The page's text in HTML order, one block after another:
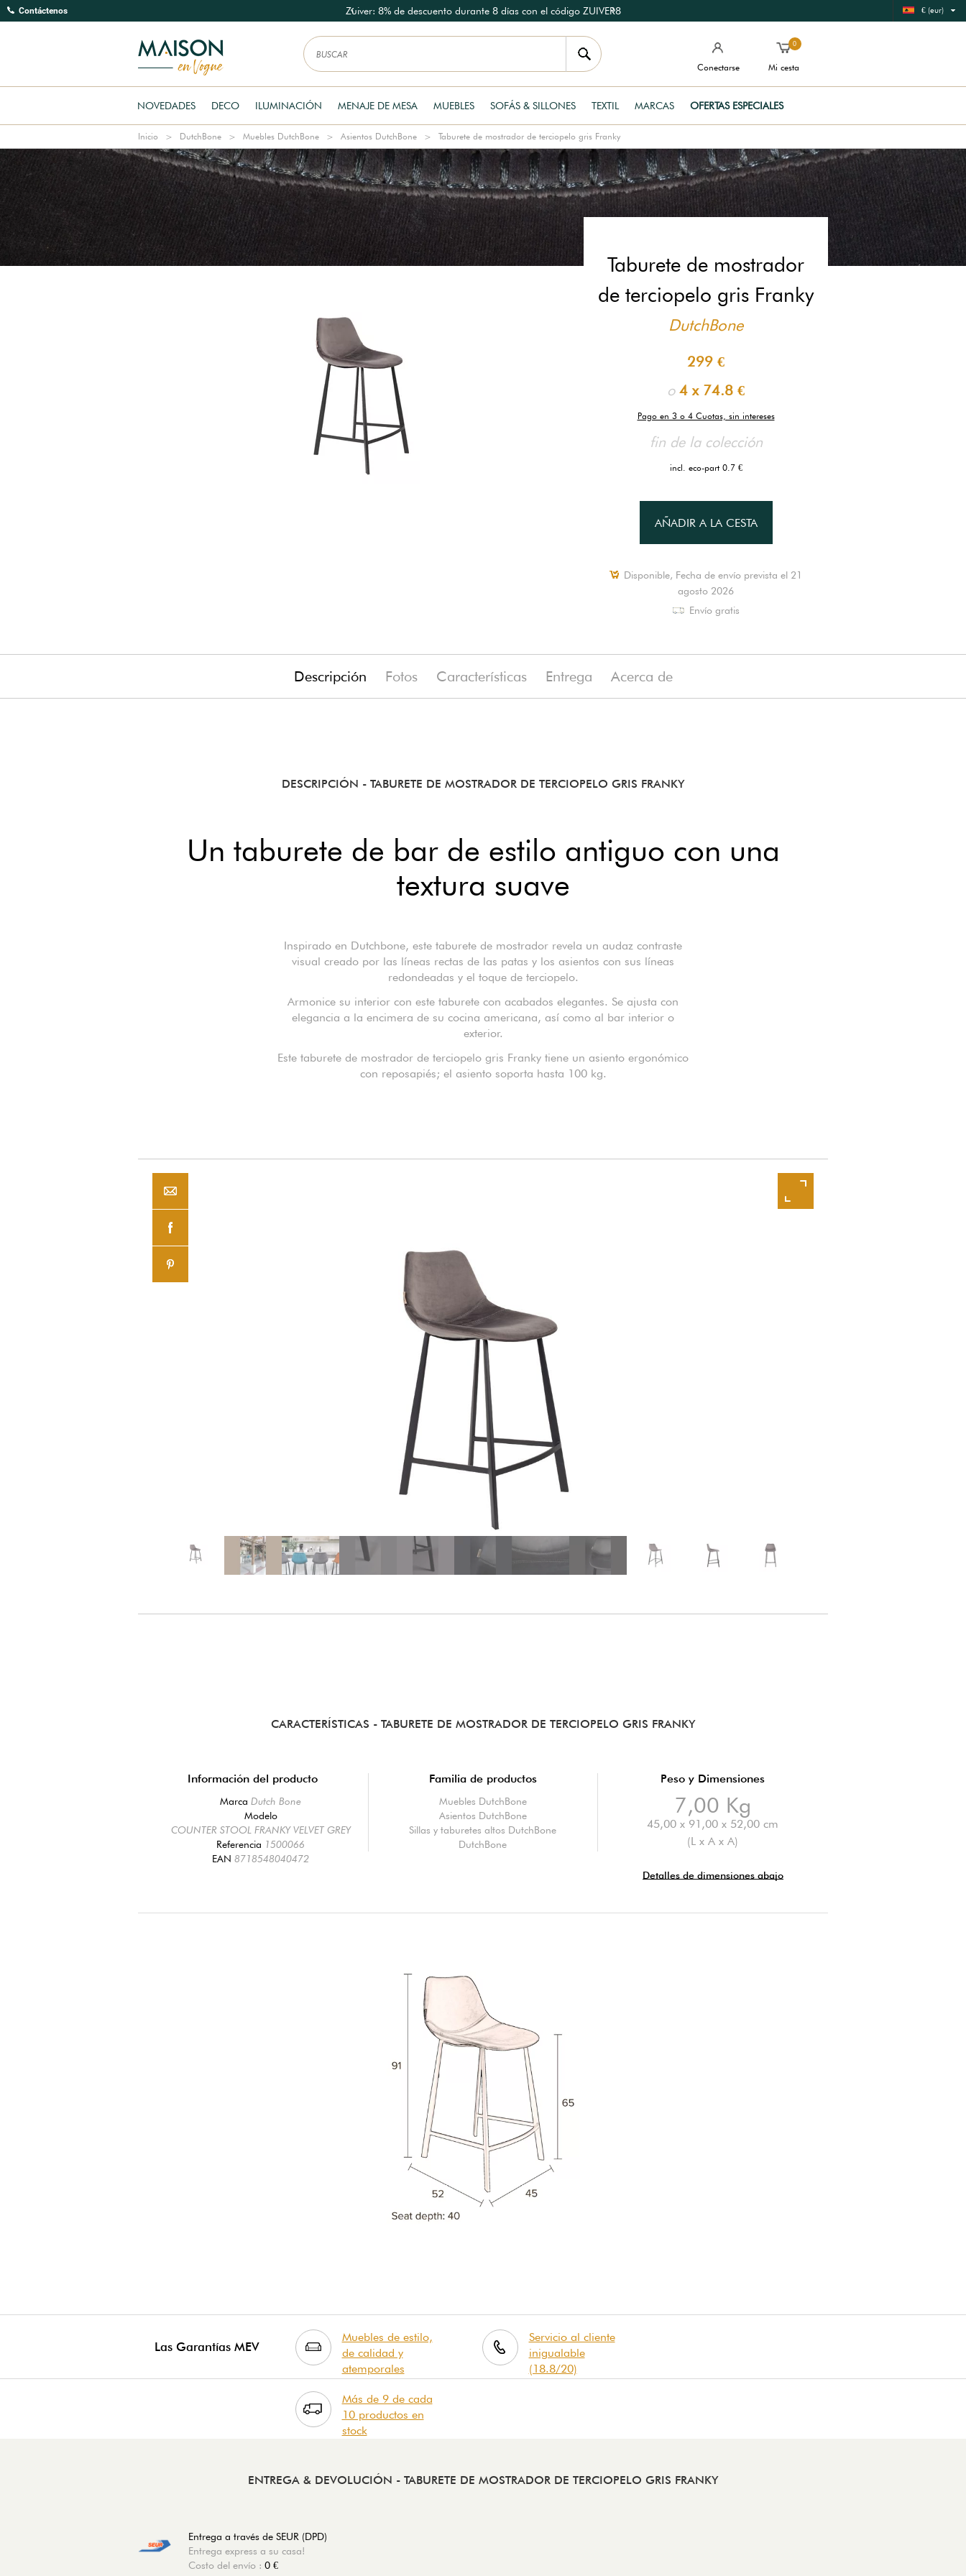
Contáctenos Zuiver: 8% de descuento durante 8 días con el código ZUIVER8 € (eur)
Conectarse
0
Mi cesta
NOVEDADES DECO ILUMINACIÓN MENAJE DE MESA MUEBLES SOFÁS & SILLONES TEXTIL MARCAS OFERTAS ESPECIALES
Inicio DutchBone Muebles DutchBone Asientos DutchBone Taburete de mostrador de terciopelo gris Franky
Taburete de mostrador
de terciopelo gris Franky
DutchBone
299 €
o4 x 74.8 €
Pago en 3 o 4 Cuotas, sin intereses
fin de la colección
incl. eco-part 0.7 €
AÑADIR A LA CESTA
Disponible, Fecha de envío prevista el 21
agosto 2026
Envío gratis
Descripción Fotos Características Entrega Acerca de
74.8 €
DESCRIPCIÓN - TABURETE DE MOSTRADOR DE TERCIOPELO GRIS FRANKY
Un taburete de bar de estilo antiguo con una
textura suave
Inspirado en Dutchbone, este taburete de mostrador revela un audaz contraste
visual creado por las líneas rectas de las patas y los asientos con sus líneas
redondeadas y el toque de terciopelo.
Armonice su interior con este taburete con acabados elegantes. Se ajusta con
elegancia a la encimera de su cocina americana, así como al bar interior o
exterior.
Este taburete de mostrador de terciopelo gris Franky tiene un asiento ergonómico
con reposapiés; el asiento soporta hasta 100 kg.
CARACTERÍSTICAS - TABURETE DE MOSTRADOR DE TERCIOPELO GRIS FRANKY
Información del producto
MarcaDutch Bone
Modelo
COUNTER STOOL FRANKY VELVET GREY
Referencia 1500066
EAN8718548040472
Familia de productos
Muebles DutchBone
Asientos DutchBone
Sillas y taburetes altos DutchBone
DutchBone
Peso y Dimensiones
7,00 Kg
45,00 x 91,00 x 52,00 cm
(L x A x A)
Detalles de dimensiones abajo
Las Garantías MEV
Muebles de estilo,
de calidad y
atemporales
Servicio al cliente
inigualable
(18.8/20)
Más de 9 de cada
10 productos en
stock
ENTREGA & DEVOLUCIÓN - TABURETE DE MOSTRADOR DE TERCIOPELO GRIS FRANKY
Entrega a través de SEUR (DPD)
Entrega express a su casa!
Costo del envío : 0 €